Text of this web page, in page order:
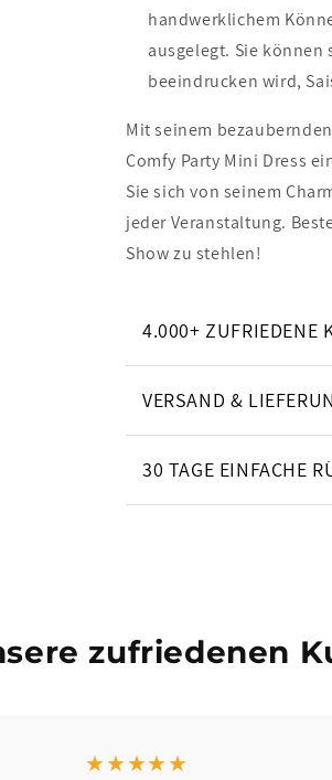
handwerklichem
ausgelegt. Sie können
beeindrucken wird,
Mit seinem
Comfy Party Mini Dress
Sie sich von seinem
jeder Veranstaltung.
Show zu stehlen!
4.000+ ZUFRIEDENE
VERSAND &
30 TAGE EINFACHE
zufriedenen
★★★★★